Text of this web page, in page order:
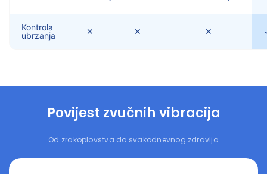
Kontrola
ubrzanja
✕ ✕ ✕
Povijest zvučnih vibracija
Od zrakoplovstva do svakodnevnog zdravlja